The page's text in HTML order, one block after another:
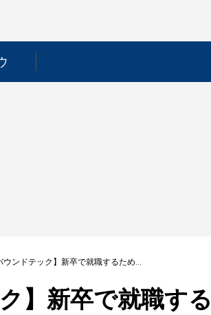
【インバウンドテック】新卒で就職するためには？採用フローや選考対策を徹底解説！
】新卒で就職す